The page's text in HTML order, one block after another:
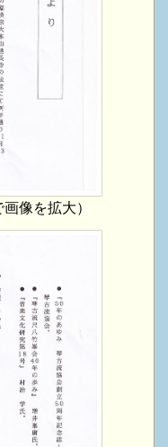
像を拡大）